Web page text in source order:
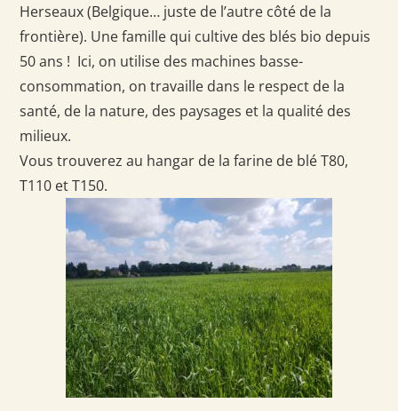
Herseaux (Belgique… juste de l’autre côté de la
frontière). Une famille qui cultive des blés bio depuis
50 ans ! Ici, on utilise des machines basse-
consommation, on travaille dans le respect de la
santé, de la nature, des paysages et la qualité des
milieux.
Vous trouverez au hangar de la farine de blé T80,
T110 et T150.